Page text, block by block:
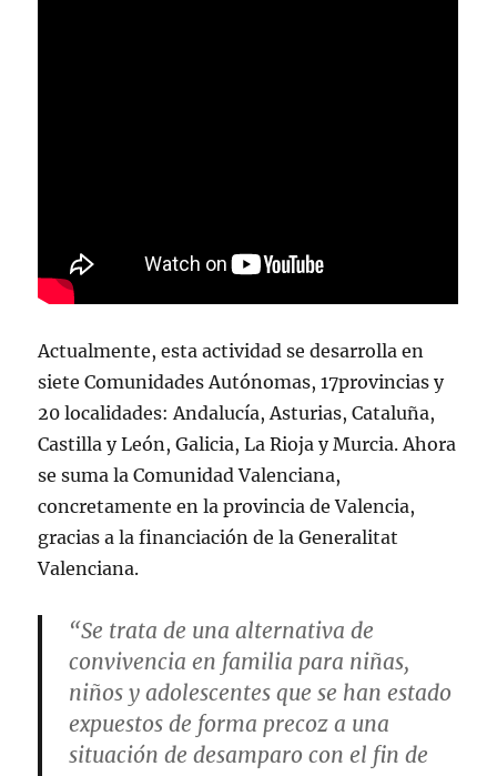
Actualmente, esta actividad se desarrolla en
siete Comunidades Autónomas, 17provincias y
20 localidades: Andalucía, Asturias, Cataluña,
Castilla y León, Galicia, La Rioja y Murcia. Ahora
se suma la Comunidad Valenciana,
concretamente en la provincia de Valencia,
gracias a la financiación de la Generalitat
Valenciana.
“Se trata de una alternativa de
convivencia en familia para niñas,
niños y adolescentes que se han estado
expuestos de forma precoz a una
situación de desamparo con el fin de